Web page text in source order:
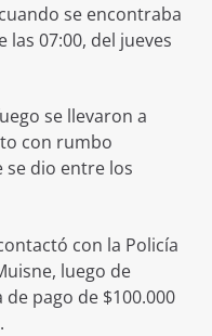
se encontraba
las 07:00, del jueves
se llevaron a
con rumbo
se dio entre los
con la Policía
luego de
pago de $100.000